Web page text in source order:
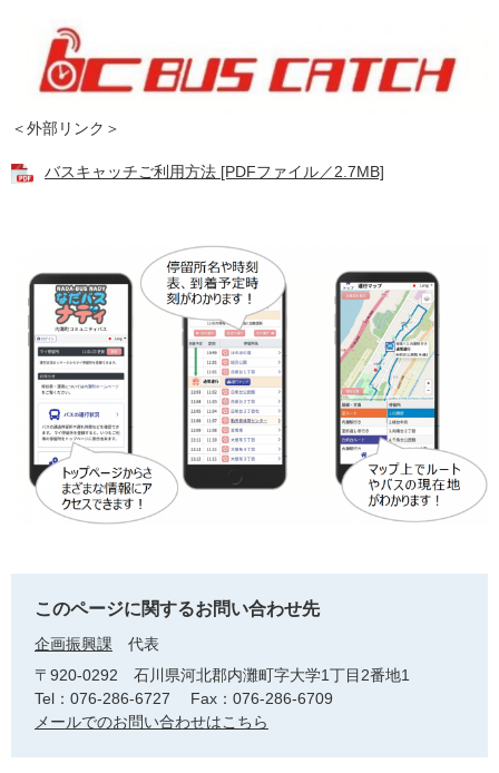
＜外部リンク＞
バスキャッチご利用方法 [PDFファイル／2.7MB]
このページに関するお問い合わせ先
企画振興課
代表
〒920-0292
石川県河北郡内灘町字大学1丁目2番地1
Tel：076-286-6727
Fax：076-286-6709
メールでのお問い合わせはこちら